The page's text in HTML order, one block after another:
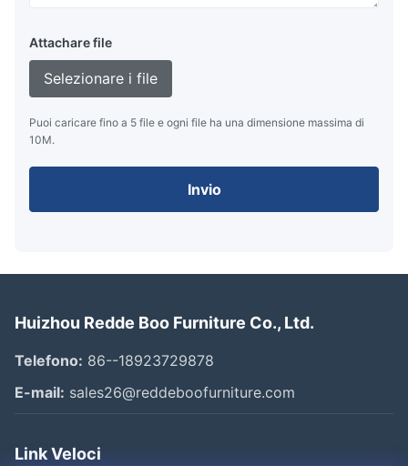
Attachare file
Selezionare i file
Puoi caricare fino a 5 file e ogni file ha una dimensione massima di
10M.
Invio
Huizhou Redde Boo Furniture Co., Ltd.
Telefono: 86--18923729878
E-mail: sales26@reddeboofurniture.com
Link Veloci